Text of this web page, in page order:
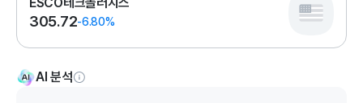
305.72-6.80%
AI 분석